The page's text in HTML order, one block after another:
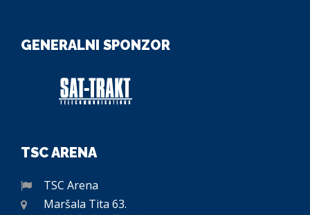
GENERALNI SPONZOR
TSC ARENA
TSC Arena
Maršala Tita 63.